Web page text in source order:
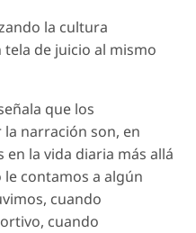
la cultura
de juicio al mismo
que los
narración son, en
la vida diaria más allá
le contamos a algún
cuando
cuando